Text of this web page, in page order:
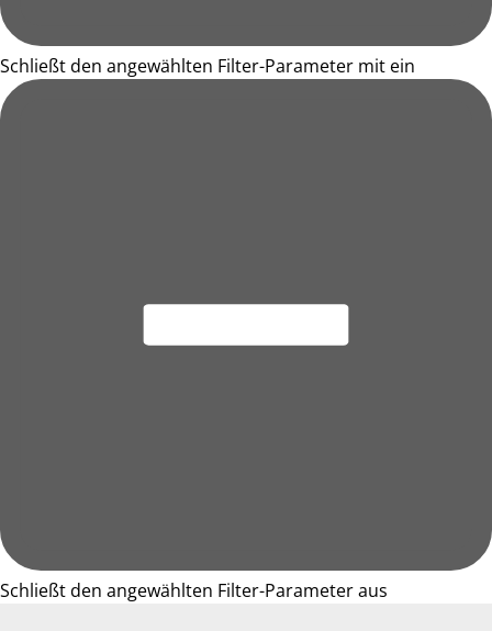
Schließt den angewählten Filter-Parameter mit ein
Schließt den angewählten Filter-Parameter aus